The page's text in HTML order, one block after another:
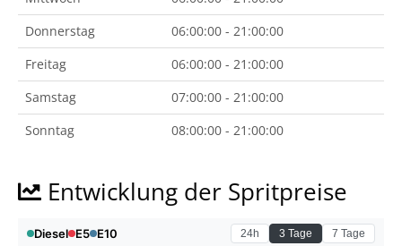
Donnerstag
06:00:00 - 21:00:00
Freitag
06:00:00 - 21:00:00
Samstag
07:00:00 - 21:00:00
Sonntag
08:00:00 - 21:00:00
Entwicklung der Spritpreise